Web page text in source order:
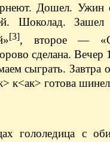
Дошел. Ужин
Шоколад.
[3], второе —
сделана. Вечер
сыграть. Завтра
к<ак> готова
гололедица с